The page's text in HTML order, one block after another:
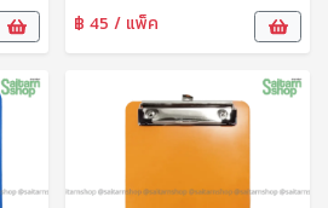
฿ 45 / แพ็ค